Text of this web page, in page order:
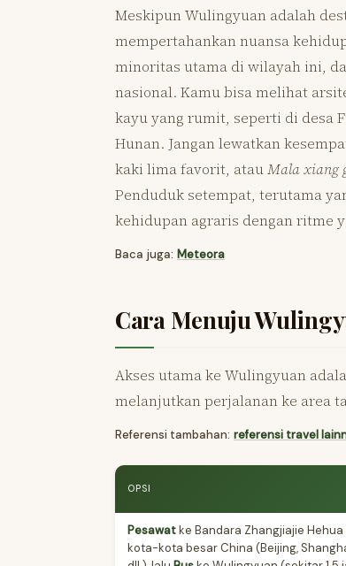
Meskipun Wulingyuan adalah
mempertahankan nuansa
minoritas utama di wilayah ini,
nasional. Kamu bisa melihat
kayu yang rumit, seperti di desa
Hunan. Jangan lewatkan
kaki lima favorit, atauMala xiang
Penduduk setempat, terutama
kehidupan agraris dengan ritme
Baca juga: Meteora
Cara Menuju
Akses utama ke Wulingyuan
melanjutkan perjalanan ke area
Referensi tambahan: referensi travel
OPSI
Pesawatke Bandara Zhangjiajie Hehua
kota-kota besar China (Beijing,